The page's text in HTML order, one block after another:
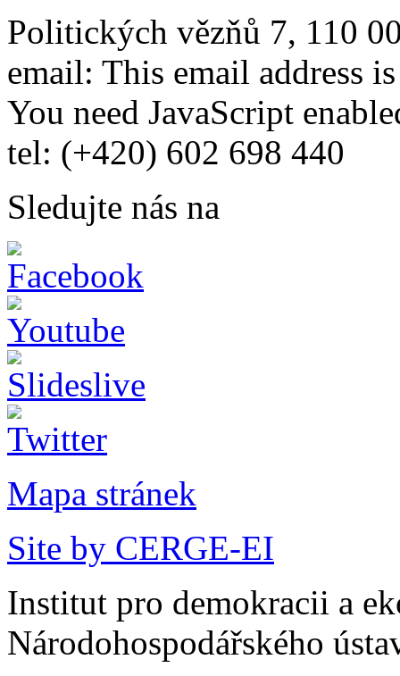
Politických vězňů 7, 110
email: This email address
You need JavaScript
tel: (+420) 602 698 440
Sledujte nás na
Mapa stránek
Site by CERGE-EI
Institut pro demokracii a
Národohospodářského